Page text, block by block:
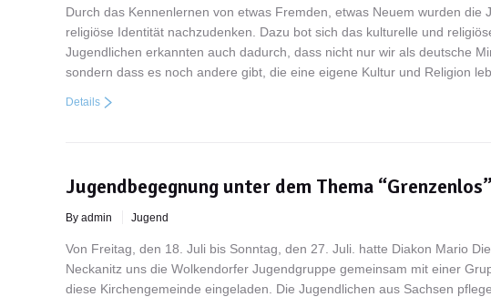
Durch das Kennenlernen von etwas Fremden, etwas Neuem wurden
religiöse Identität nachzudenken. Dazu bot sich das kulturelle und
Jugendlichen erkannten auch dadurch, dass nicht nur wir als deutsche
sondern dass es noch andere gibt, die eine eigene Kultur und Religion
Details
Jugendbegegnung unter dem Thema
By admin Jugend
Von Freitag, den 18. Juli bis Sonntag, den 27. Juli. hatte Diakon Mario
Neckanitz uns die Wolkendorfer Jugendgruppe gemeinsam mit einer
diese Kirchengemeinde eingeladen. Die Jugendlichen aus Sachsen